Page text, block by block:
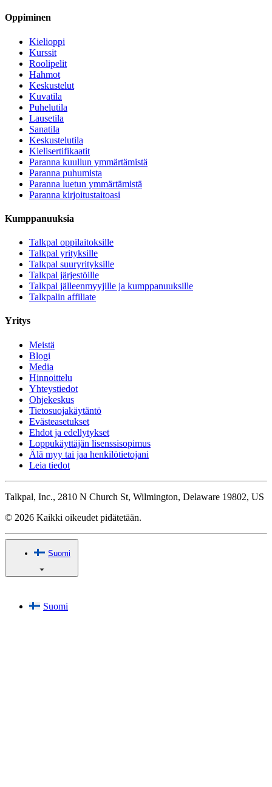
Oppiminen
Kielioppi
Kurssit
Roolipelit
Hahmot
Keskustelut
Kuvatila
Puhelutila
Lausetila
Sanatila
Keskustelutila
Kielisertifikaatit
Paranna kuullun ymmärtämistä
Paranna puhumista
Paranna luetun ymmärtämistä
Paranna kirjoitustaitoasi
Kumppanuuksia
Talkpal oppilaitoksille
Talkpal yrityksille
Talkpal suuryrityksille
Talkpal järjestöille
Talkpal jälleenmyyjille ja kumppanuuksille
Talkpalin affiliate
Yritys
Meistä
Blogi
Media
Hinnoittelu
Yhteystiedot
Ohjekeskus
Tietosuojakäytäntö
Evästeasetukset
Ehdot ja edellytykset
Loppukäyttäjän lisenssisopimus
Älä myy tai jaa henkilötietojani
Leia tiedot
Talkpal, Inc., 2810 N Church St, Wilmington, Delaware 19802, US
© 2026 Kaikki oikeudet pidätetään.
Suomi
Suomi